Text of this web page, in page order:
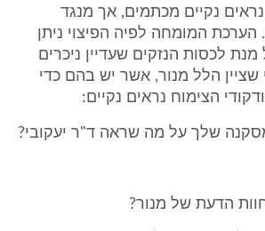
נקיים מכתמים, אך מנגד
הערכת המומחה לפיה הפיצוי ניתן
לכסות הנזקים שעדיין ניכרים
שציין הלל מנור, אשר יש בהם כדי
הצימוח נראים נקיים:
שלך על מה שראה ד"ר יעקובי?
הדעת של מנור?